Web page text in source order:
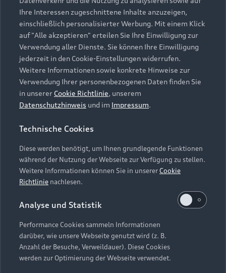
Elektromodelle
Plug-in-Hybride
Gebrauchtwagensuche
Gebrauchtwagen
Finanzierung
Aktionen & Angebote
Geschäftskunden
Saisonale Angebote
Audi Services
Garantie
Audi digital services
myAudi
Support
Kundenservice
Händlersuche
Audi Code
Online-Terminvereinbarung
Servicekontakt
Vertrag widerrufen
Über Audi
Unternehmen
Karriere
Investor Relations
Presse & Media Center
Datenschutz
Audi erleben
Newsletter
Impressum Rechtliches
Hinweisgebersystem
Datenschutzinformation
Cookie-Einstellungen
Cookie-Richtlinie
Barrierefreiheit
Hinweis: Die aktuelle Darstellung und Anordnung der
Embleme am Fahrzeug bei allen Abbildungen auf dieser
Webseite kann abweichen.
Ihre Interessen zugeschnittene Inhalte anzuzeigen,
einschließlich personalisierter Werbung. Mit einem Klick
auf "Alle akzeptieren" erteilen Sie Ihre Einwilligung zur
Verwendung aller Dienste. Sie können Ihre Einwilligung
jederzeit in den Cookie-Einstellungen widerrufen.
Weitere Informationen sowie konkrete Hinweise zur
Verwendung Ihrer personenbezogenen Daten finden Sie
in unserer Cookie Richtlinie, unserem
Datenschutzhinweis und im Impressum.
Technische Cookies
Diese werden benötigt, um Ihnen grundlegende Funktionen
während der Nutzung der Webseite zur Verfügung zu stellen.
Weitere Informationen können Sie in unsererCookie
Richtlinie nachlesen.
Analyse und Statistik
Performance Cookies sammeln Informationen
darüber, wie unsere Webseite genutzt wird (z. B.
Anzahl der Besuche, Verweildauer). Diese Cookies
werden zur Optimierung der Webseite verwendet.